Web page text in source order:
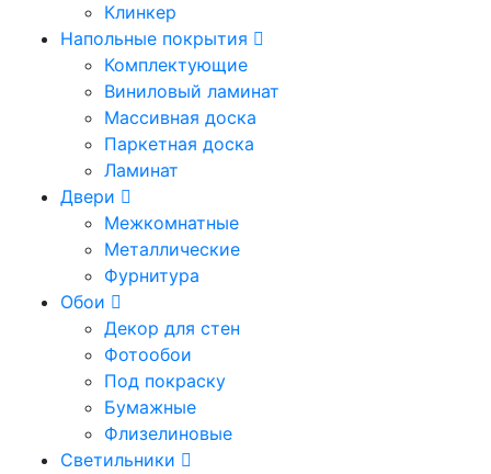
Клинкер
Напольные покрытия
Комплектующие
Виниловый ламинат
Массивная доска
Паркетная доска
Ламинат
Двери
Межкомнатные
Металлические
Фурнитура
Обои
Декор для стен
Фотообои
Под покраску
Бумажные
Флизелиновые
Светильники